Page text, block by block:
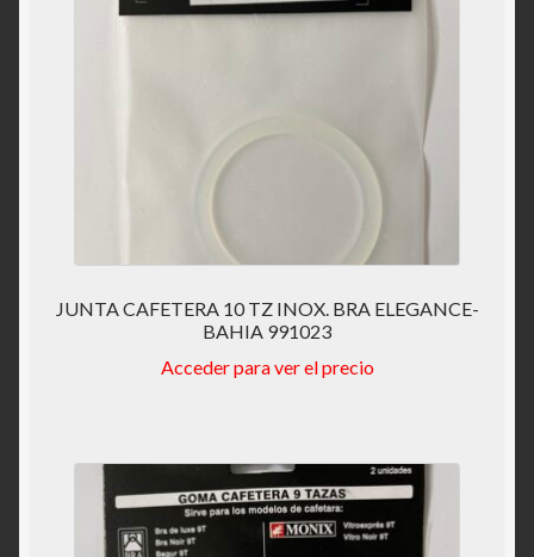
JUNTA CAFETERA 10 TZ INOX. BRA ELEGANCE-
BAHIA 991023
Acceder para ver el precio